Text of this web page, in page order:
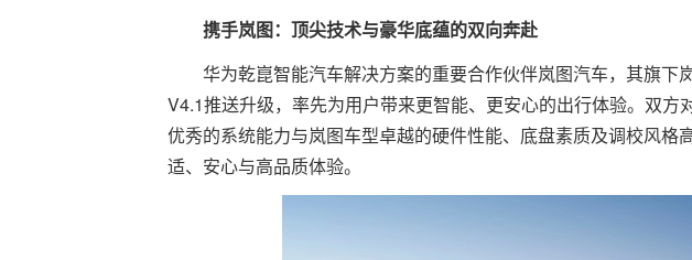
携手岚图：顶尖技术与豪华底蕴的双向奔赴
华为乾崑智能汽车解决方案的重要合作伙伴岚图汽车，其旗下
V4.1推送升级，率先为用户带来更智能、更安心的出行体验。双方
优秀的系统能力与岚图车型卓越的硬件性能、底盘素质及调校风格
适、安心与高品质体验。